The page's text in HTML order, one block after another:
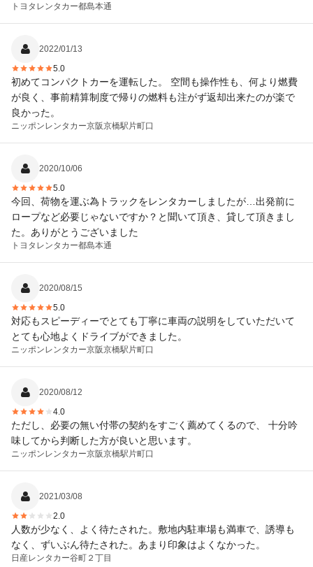
トヨタレンタカー都島本通
2022/01/13
5.0
初めてコンパクトカーを運転した。 空間も操作性も、何より燃費
が良く、事前精算制度で帰りの燃料も注がず返却出来たのが楽で
良かった。
ニッポンレンタカー京阪京橋駅片町口
2020/10/06
5.0
今回、荷物を運ぶ為トラックをレンタカーしましたが…出発前に
ロープなど必要じゃないですか？と聞いて頂き、貸して頂きまし
た。ありがとうございました
トヨタレンタカー都島本通
2020/08/15
5.0
対応もスピーディーでとても丁寧に車両の説明をしていただいて
とても心地よくドライブができました。
ニッポンレンタカー京阪京橋駅片町口
2020/08/12
4.0
ただし、必要の無い付帯の契約をすごく薦めてくるので、 十分吟
味してから判断した方が良いと思います。
ニッポンレンタカー京阪京橋駅片町口
2021/03/08
2.0
人数が少なく、よく待たされた。敷地内駐車場も満車で、誘導も
なく、ずいぶん待たされた。あまり印象はよくなかった。
日産レンタカー谷町２丁目